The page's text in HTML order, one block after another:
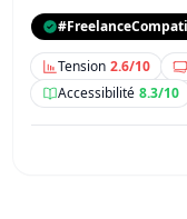
Tension 2.6/10
Accessibilité 8.3/10